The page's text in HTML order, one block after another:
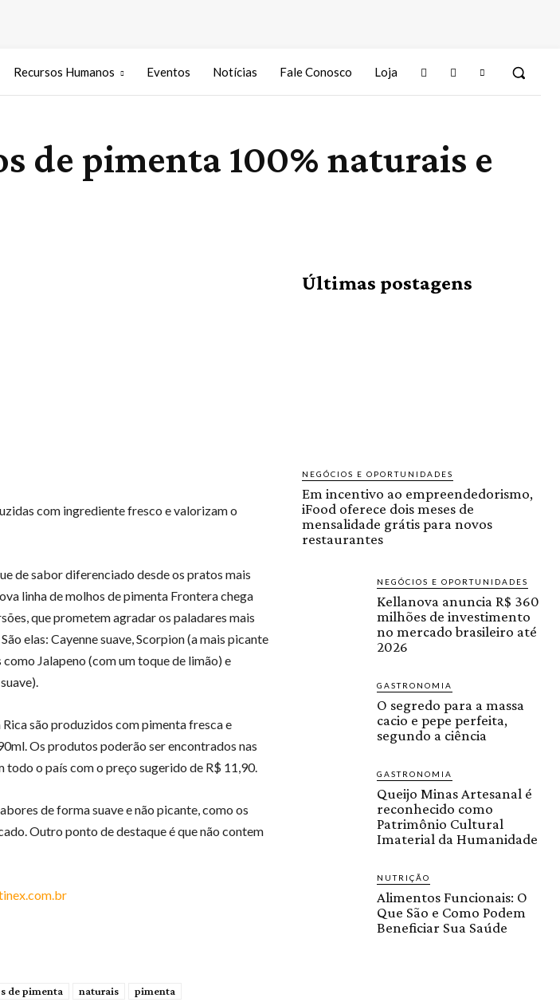
Recursos Humanos Eventos Notícias Fale Conosco Loja
de pimenta 100% naturais e
com ingrediente fresco e valorizam o
de sabor diferenciado desde os pratos mais
linha de molhos de pimenta Frontera chega
que prometem agradar os paladares mais
elas: Cayenne suave, Scorpion (a mais picante
Jalapeno (com um toque de limão) e
são produzidos com pimenta fresca e
Os produtos poderão ser encontrados nas
todo o país com o preço sugerido de R$ 11,90.
de forma suave e não picante, como os
Outro ponto de destaque é que não contem
de pimenta naturais
pimenta
Últimas postagens
NEGÓCIOS E OPORTUNIDADES
Em incentivo ao empreendedorismo,
iFood oferece dois meses de
mensalidade grátis para novos
restaurantes
NEGÓCIOS E OPORTUNIDADES
Kellanova anuncia R$ 360
milhões de investimento
no mercado brasileiro até
2026
GASTRONOMIA
O segredo para a massa
cacio e pepe perfeita,
segundo a ciência
GASTRONOMIA
Queijo Minas Artesanal é
reconhecido como
Patrimônio Cultural
Imaterial da Humanidade
NUTRIÇÃO
Alimentos Funcionais: O
Que São e Como Podem
Beneficiar Sua Saúde